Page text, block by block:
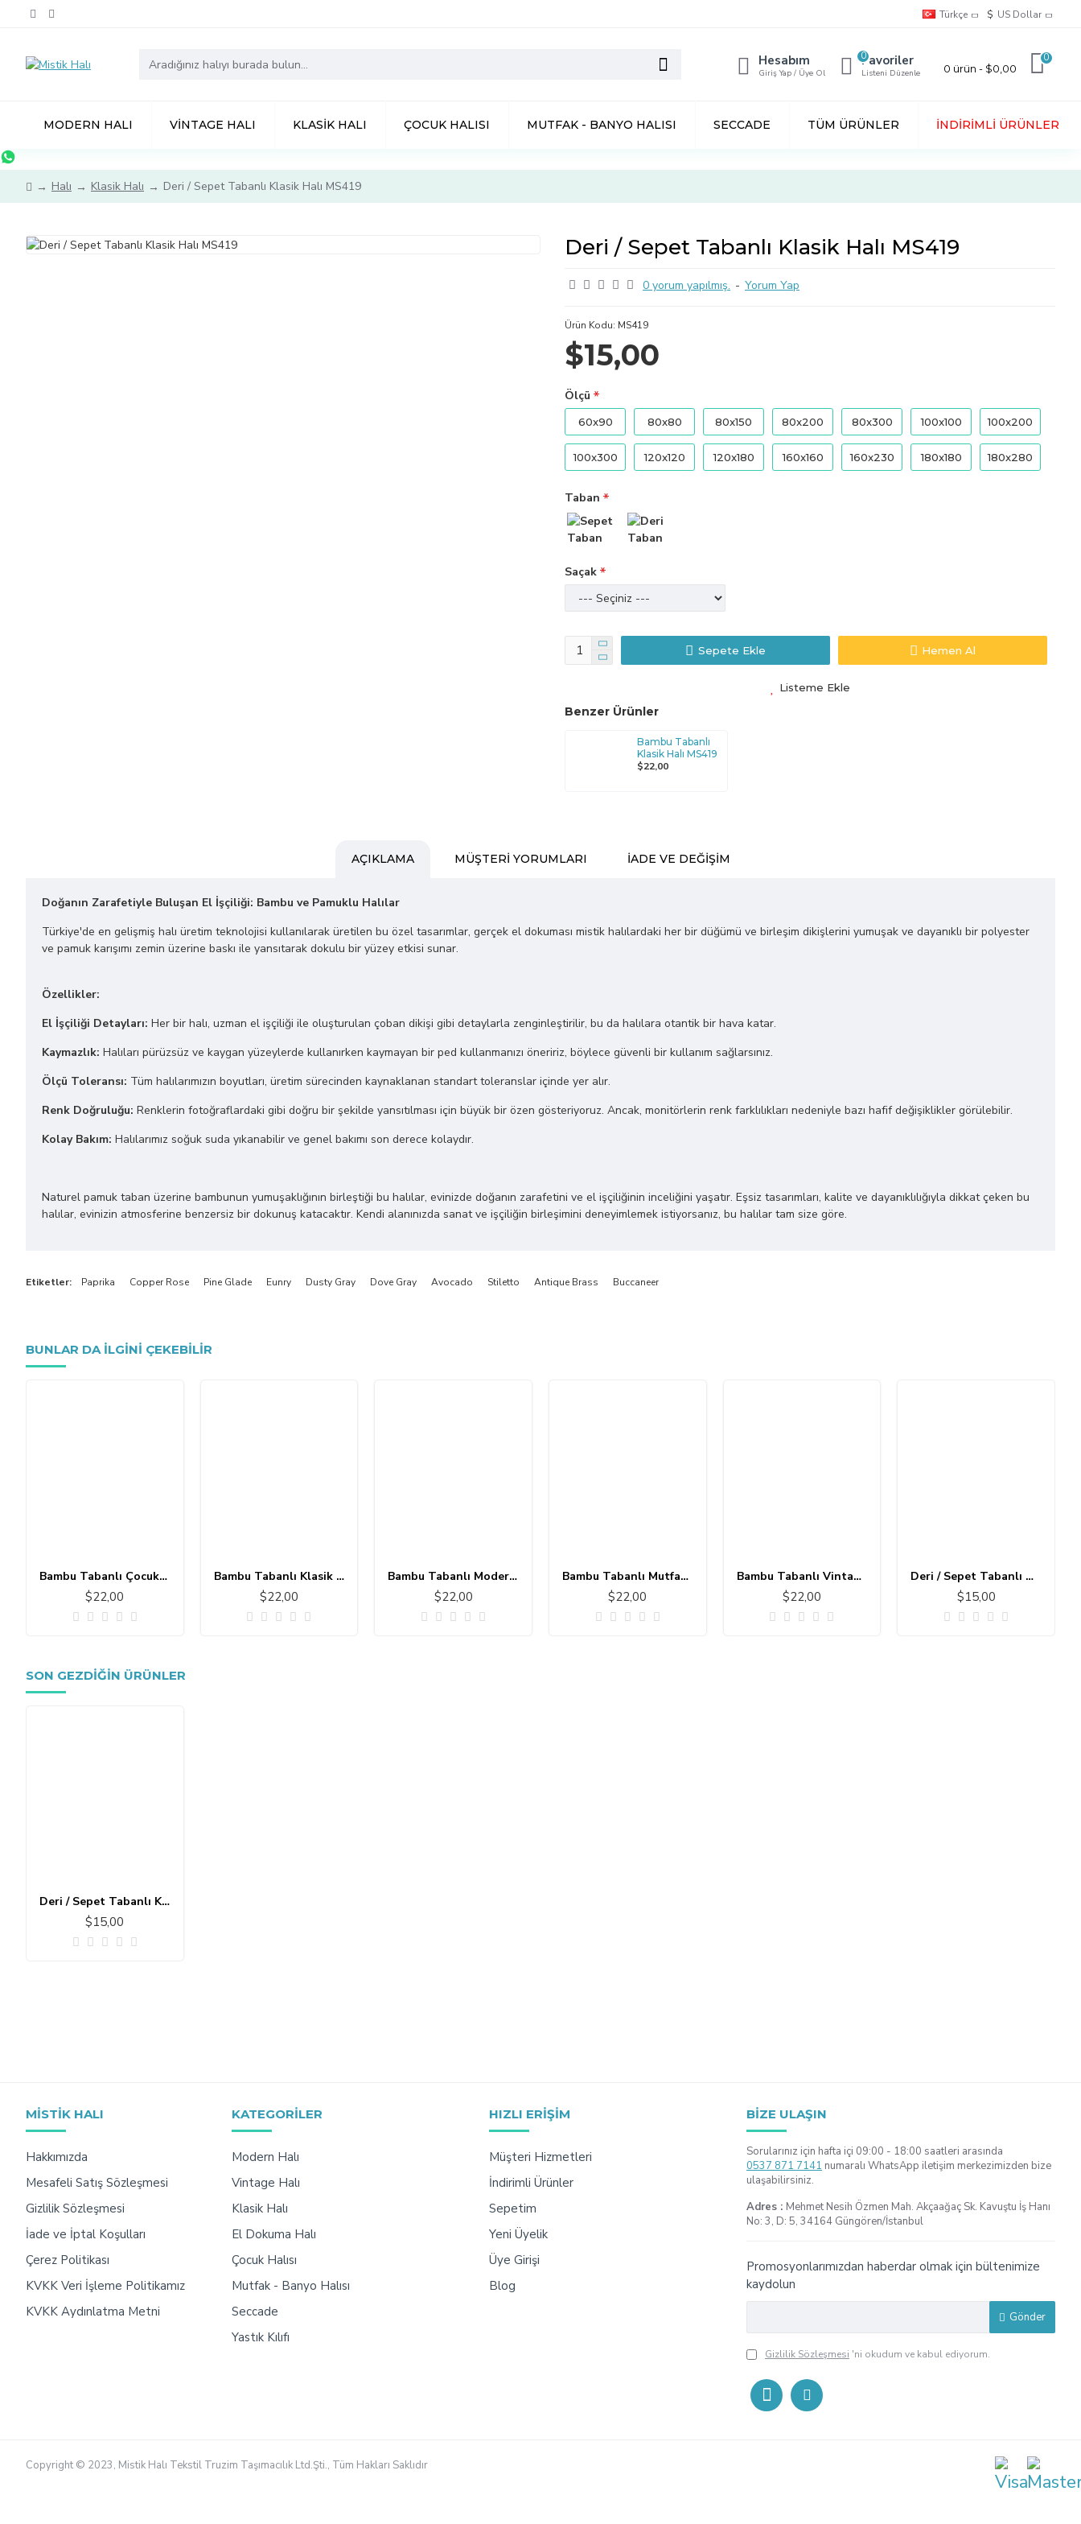
Türkçe $ US Dollar
Hesabım
Giriş Yap / Üye Ol
Favoriler
Listeni Düzenle
0
0 ürün - $0,00
0
MODERN HALI VINTAGE HALI KLASIK HALI ÇOCUK HALISI MUTFAK - BANYO HALISI SECCADE TÜM ÜRÜNLER İNDIRIMLI ÜRÜNLER
Halı Klasik Halı Deri / Sepet Tabanlı Klasik Halı MS419
Deri / Sepet Tabanlı Klasik Halı MS419
0 yorum yapılmış. - Yorum Yap
$15,00
Ürün Kodu: MS419
Ölçü
60x90 80x80 80x150 80x200 80x300 100x100 100x200
100x300 120x120 120x180 160x160 160x230 180x180 180x280
Taban
Saçak
Sepete Ekle Hemen Al
Listeme Ekle
Benzer Ürünler
Bambu Tabanlı
Klasik Halı MS419
$22,00
AÇIKLAMA MÜŞTERI YORUMLARI İADE VE DEĞIŞIM
Doğanın Zarafetiyle Buluşan El İşçiliği: Bambu ve Pamuklu Halılar
Türkiye'de en gelişmiş halı üretim teknolojisi kullanılarak üretilen bu özel tasarımlar, gerçek el dokuması mistik halılardaki her bir düğümü ve birleşim dikişlerini yumuşak ve dayanıklı bir polyester
ve pamuk karışımı zemin üzerine baskı ile yansıtarak dokulu bir yüzey etkisi sunar.
Özellikler:
El İşçiliği Detayları: Her bir halı, uzman el işçiliği ile oluşturulan çoban dikişi gibi detaylarla zenginleştirilir, bu da halılara otantik bir hava katar.
Kaymazlık: Halıları pürüzsüz ve kaygan yüzeylerde kullanırken kaymayan bir ped kullanmanızı öneririz, böylece güvenli bir kullanım sağlarsınız.
Ölçü Toleransı: Tüm halılarımızın boyutları, üretim sürecinden kaynaklanan standart toleranslar içinde yer alır.
Renk Doğruluğu: Renklerin fotoğraflardaki gibi doğru bir şekilde yansıtılması için büyük bir özen gösteriyoruz. Ancak, monitörlerin renk farklılıkları nedeniyle bazı hafif değişiklikler görülebilir.
Kolay Bakım: Halılarımız soğuk suda yıkanabilir ve genel bakımı son derece kolaydır.
Naturel pamuk taban üzerine bambunun yumuşaklığının birleştiği bu halılar, evinizde doğanın zarafetini ve el işçiliğinin inceliğini yaşatır. Eşsiz tasarımları, kalite ve dayanıklılığıyla dikkat çeken bu
halılar, evinizin atmosferine benzersiz bir dokunuş katacaktır. Kendi alanınızda sanat ve işçiliğin birleşimini deneyimlemek istiyorsanız, bu halılar tam size göre.
Etiketler: Paprika Copper Rose Pine Glade Eunry Dusty Gray Dove Gray Avocado Stiletto Antique Brass Buccaneer
BUNLAR DA ILGINI ÇEKEBILIR
Bambu Tabanlı Çocuk Halısı MC101
$22,00
Bambu Tabanlı Klasik Halı MS109
$22,00
Bambu Tabanlı Modern Halı MS303
$22,00
Bambu Tabanlı Mutfak - Banyo Halısı 11111-1
$22,00
Bambu Tabanlı Vintage Halı MS173
$22,00
Deri / Sepet Tabanlı Çocuk Halısı MC101
$15,00
SON GEZDIĞIN ÜRÜNLER
Deri / Sepet Tabanlı Klasik Halı MS419
$15,00
MISTIK HALI
Hakkımızda
Mesafeli Satış Sözleşmesi
Gizlilik Sözleşmesi
İade ve İptal Koşulları
Çerez Politikası
KVKK Veri İşleme Politikamız
KVKK Aydınlatma Metni
KATEGORILER
Modern Halı
Vintage Halı
Klasik Halı
El Dokuma Halı
Çocuk Halısı
Mutfak - Banyo Halısı
Seccade
Yastık Kılıfı
HIZLI ERIŞIM
Müşteri Hizmetleri
İndirimli Ürünler
Sepetim
Yeni Üyelik
Üye Girişi
Blog
BIZE ULAŞIN
Sorularınız için hafta içi 09:00 - 18:00 saatleri arasında
0537 871 7141 numaralı WhatsApp iletişim merkezimizden bize
ulaşabilirsiniz.
Adres : Mehmet Nesih Özmen Mah. Akçaağaç Sk. Kavuştu İş Hanı
No: 3, D: 5, 34164 Güngören/İstanbul
Promosyonlarımızdan haberdar olmak için bültenimize
kaydolun
Gönder
Gizlilik Sözleşmesi 'ni okudum ve kabul ediyorum.
Copyright © 2023, Mistik Halı Tekstil Truzim Taşımacılık Ltd.Şti., Tüm Hakları Saklıdır